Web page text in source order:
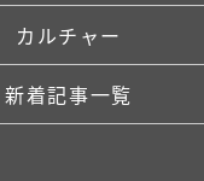
カルチャー
新着記事一覧